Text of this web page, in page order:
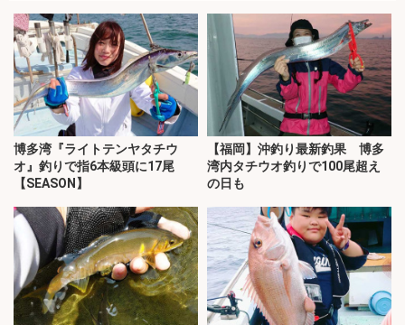
博多湾『ライトテンヤタチウ
オ』釣りで指6本級頭に17尾
【SEASON】
【福岡】沖釣り最新釣果 博多
湾内タチウオ釣りで100尾超え
の日も